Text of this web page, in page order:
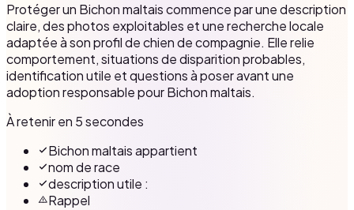
Protéger un Bichon maltais commence par une description
claire, des photos exploitables et une recherche locale
adaptée à son profil de chien de compagnie. Elle relie
comportement, situations de disparition probables,
identification utile et questions à poser avant une
adoption responsable pour Bichon maltais.
À retenir en 5 secondes
Bichon maltais appartient
nom de race
description utile :
Rappel